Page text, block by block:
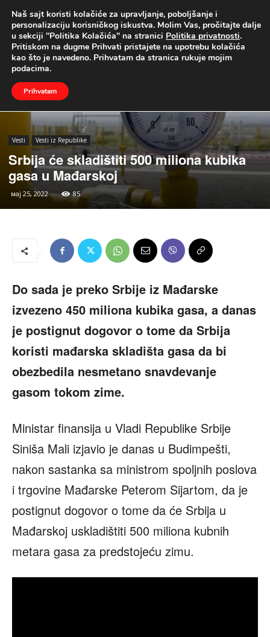
UŽIVO
Naslovna Vesti Vesti iz Republike
Vesti Vesti iz Republike
Srbija će skladištiti 500 miliona kubika
gasa u Mađarskoj
мај 25, 2022 85
Do sada je preko Srbije iz Mađarske
izvezeno 450 miliona kubika gasa, a danas
je postignut dogovor o tome da Srbija
koristi mađarska skladišta gasa da bi
obezbedila nesmetano snavdevanje
gasom tokom zime.
Ministar finansija u Vladi Republike Srbije
Siniša Mali izjavio je danas u Budimpešti,
nakon sastanka sa ministrom spoljnih poslova
i trgovine Mađarske Peterom Sijartom, da je
postignut dogovor o tome da će Srbija u
Mađarskoj uskladištiti 500 miliona kubnih
metara gasa za predstojeću zimu.
Naš sajt koristi kolačiće za upravljanje, poboljšanje i
personalizaciju korisničkog iskustva. Molim Vas, pročitajte dalje
u sekciji "Politika Kolačića" na stranici Politika privatnosti.
Pritiskom na dugme Prihvati pristajete na upotrebu kolačića
kao što je navedeno. Prihvatam da stranica rukuje mojim
podacima.
Prihvatam